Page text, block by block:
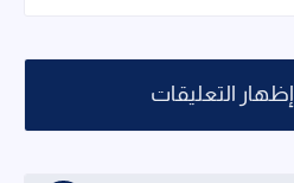
إظهار التعليقات